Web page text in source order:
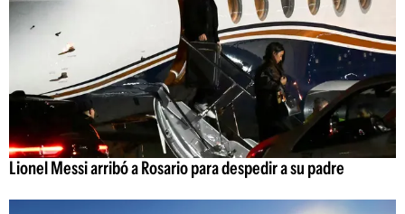
Lionel Messi arribó a Rosario para despedir a su padre